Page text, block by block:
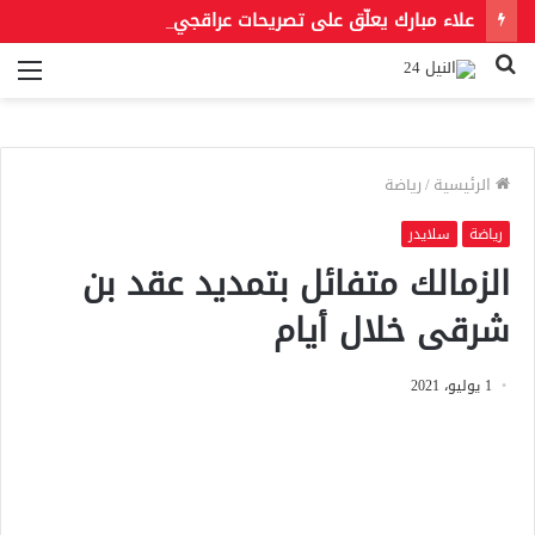
بحث
الرئيسية/رياضة
رياضة سلايدر
الزمالك متفائل بتمديد عقد بن
شرقى خلال أيام
1 يوليو، 2021